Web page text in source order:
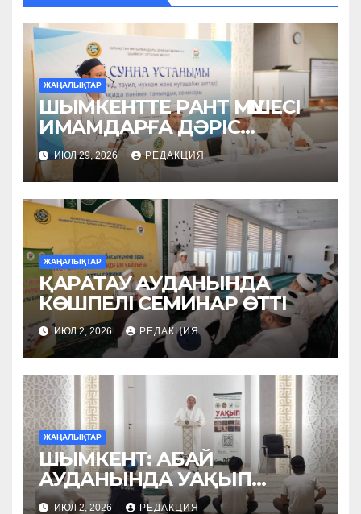
ЖАҢАЛЫҚТАР
ШЫМКЕНТТЕ РАНТ МҮШЕСІ
ИМАМДАРҒА ДӘРІС
ОҚЫДЫ
ИЮЛ 29, 2026 РЕДАКЦИЯ
ЖАҢАЛЫҚТАР
ҚАРАТАУ АУДАНЫНДА
КӨШПЕЛІ СЕМИНАР ӨТТІ
ИЮЛ 2, 2026 РЕДАКЦИЯ
ЖАҢАЛЫҚТАР
ШЫМКЕНТ: АБАЙ
АУДАНЫНДА УАҚЫП
НАСИХАТТАЛДЫ
ИЮЛ 2, 2026 РЕДАКЦИЯ